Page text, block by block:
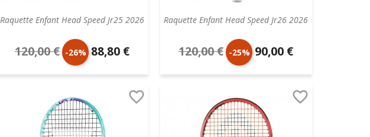
Raquette Enfant Head Speed Jr25 2026
Prix
de
120,00 € -26% Prix
unitaire
88,80 €
Raquette Enfant Head Speed Jr26 2026
Prix
de
120,00 € -25% Prix
unitaire
90,00 €
 